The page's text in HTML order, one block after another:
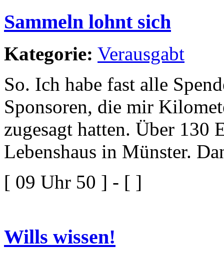
Sammeln lohnt sich
Kategorie: Verausgabt
So. Ich habe fast alle
Sponsoren, die mir
zugesagt hatten. Über 130
Lebenshaus in Münster.
[ 09 Uhr 50 ] - [ ]
Wills wissen!